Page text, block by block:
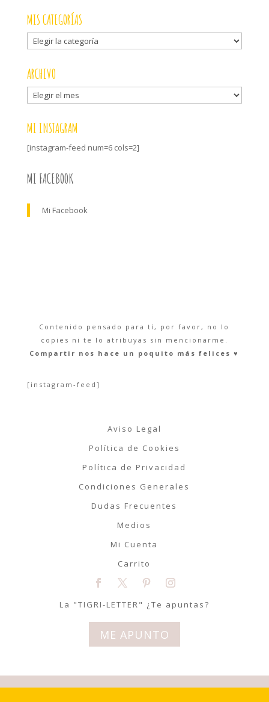
MIS CATEGORÍAS
Mis
categorías
ARCHIVO
Archivo
MI INSTAGRAM
[instagram-feed num=6 cols=2]
MI FACEBOOK
Mi Facebook
Contenido pensado para tí, por favor, no lo
copies ni te lo atribuyas sin mencionarme.
Compartir nos hace un poquito más felices ♥︎
[instagram-feed]
Aviso Legal
Política de Cookies
Política de Privacidad
Condiciones Generales
Dudas Frecuentes
Medios
Mi Cuenta
Carrito
La "TIGRI-LETTER" ¿Te apuntas?
ME APUNTO